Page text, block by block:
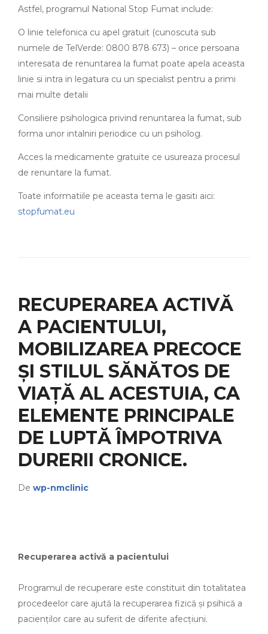
Astfel, programul National Stop Fumat include:
O linie telefonica cu apel gratuit (cunoscuta sub
numele de TelVerde: 0800 878 673) – orice persoana
interesata de renuntarea la fumat poate apela aceasta
linie si intra in legatura cu un specialist pentru a primi
mai multe detalii
Consiliere psihologica privind renuntarea la fumat, sub
forma unor intalniri periodice cu un psiholog.
Acces la medicamente gratuite ce usureaza procesul
de renuntare la fumat.
Toate informatiile pe aceasta tema le gasiti aici:
stopfumat.eu
RECUPERAREA ACTIVĂ
A PACIENTULUI,
MOBILIZAREA PRECOCE
ȘI STILUL SĂNĂTOS DE
VIAȚĂ AL ACESTUIA, CA
ELEMENTE PRINCIPALE
DE LUPTĂ ÎMPOTRIVA
DURERII CRONICE.
De wp-nmclinic
Recuperarea activă a pacientului
Programul de recuperare este constituit din totalitatea
procedeelor care ajută la recuperarea fizică și psihică a
pacienților care au suferit de diferite afecțiuni.